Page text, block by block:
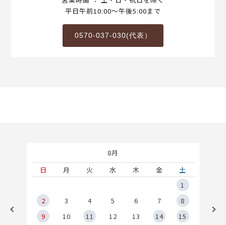
平日午前10:00～午後5:00まで
0570-037-030(代表）
8月
日
月 火 水 木 金
土
1
2
3 4 5 6 7
8
9
10 11 12 13 14
15